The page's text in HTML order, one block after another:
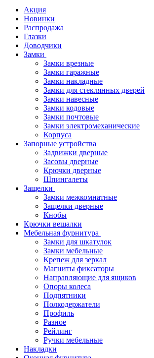
Акция
Новинки
Распродажа
Глазки
Доводчики
Замки
Замки врезные
Замки гаражные
Замки накладные
Замки для стеклянных дверей
Замки навесные
Замки кодовые
Замки почтовые
Замки электромеханические
Корпуса
Запорные устройства
Задвижки дверные
Засовы дверные
Крючки дверные
Шпингалеты
Защелки
Замки межкомнатные
Защелки дверные
Кнобы
Крючки вешалки
Мебельная фурнитура
Замки для шкатулок
Замки мебельные
Крепеж для зеркал
Магниты фиксаторы
Направляющие для ящиков
Опоры колеса
Подпятники
Полкодержатели
Профиль
Разное
Рейлинг
Ручки мебельные
Накладки